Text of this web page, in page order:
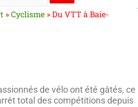
»Cyclisme »Du VTT à Baie-
de vélo ont été gâtés, ce
total des compétitions depuis